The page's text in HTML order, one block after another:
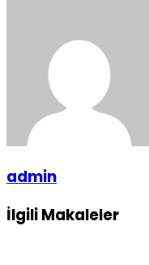
admin
İlgili Makaleler